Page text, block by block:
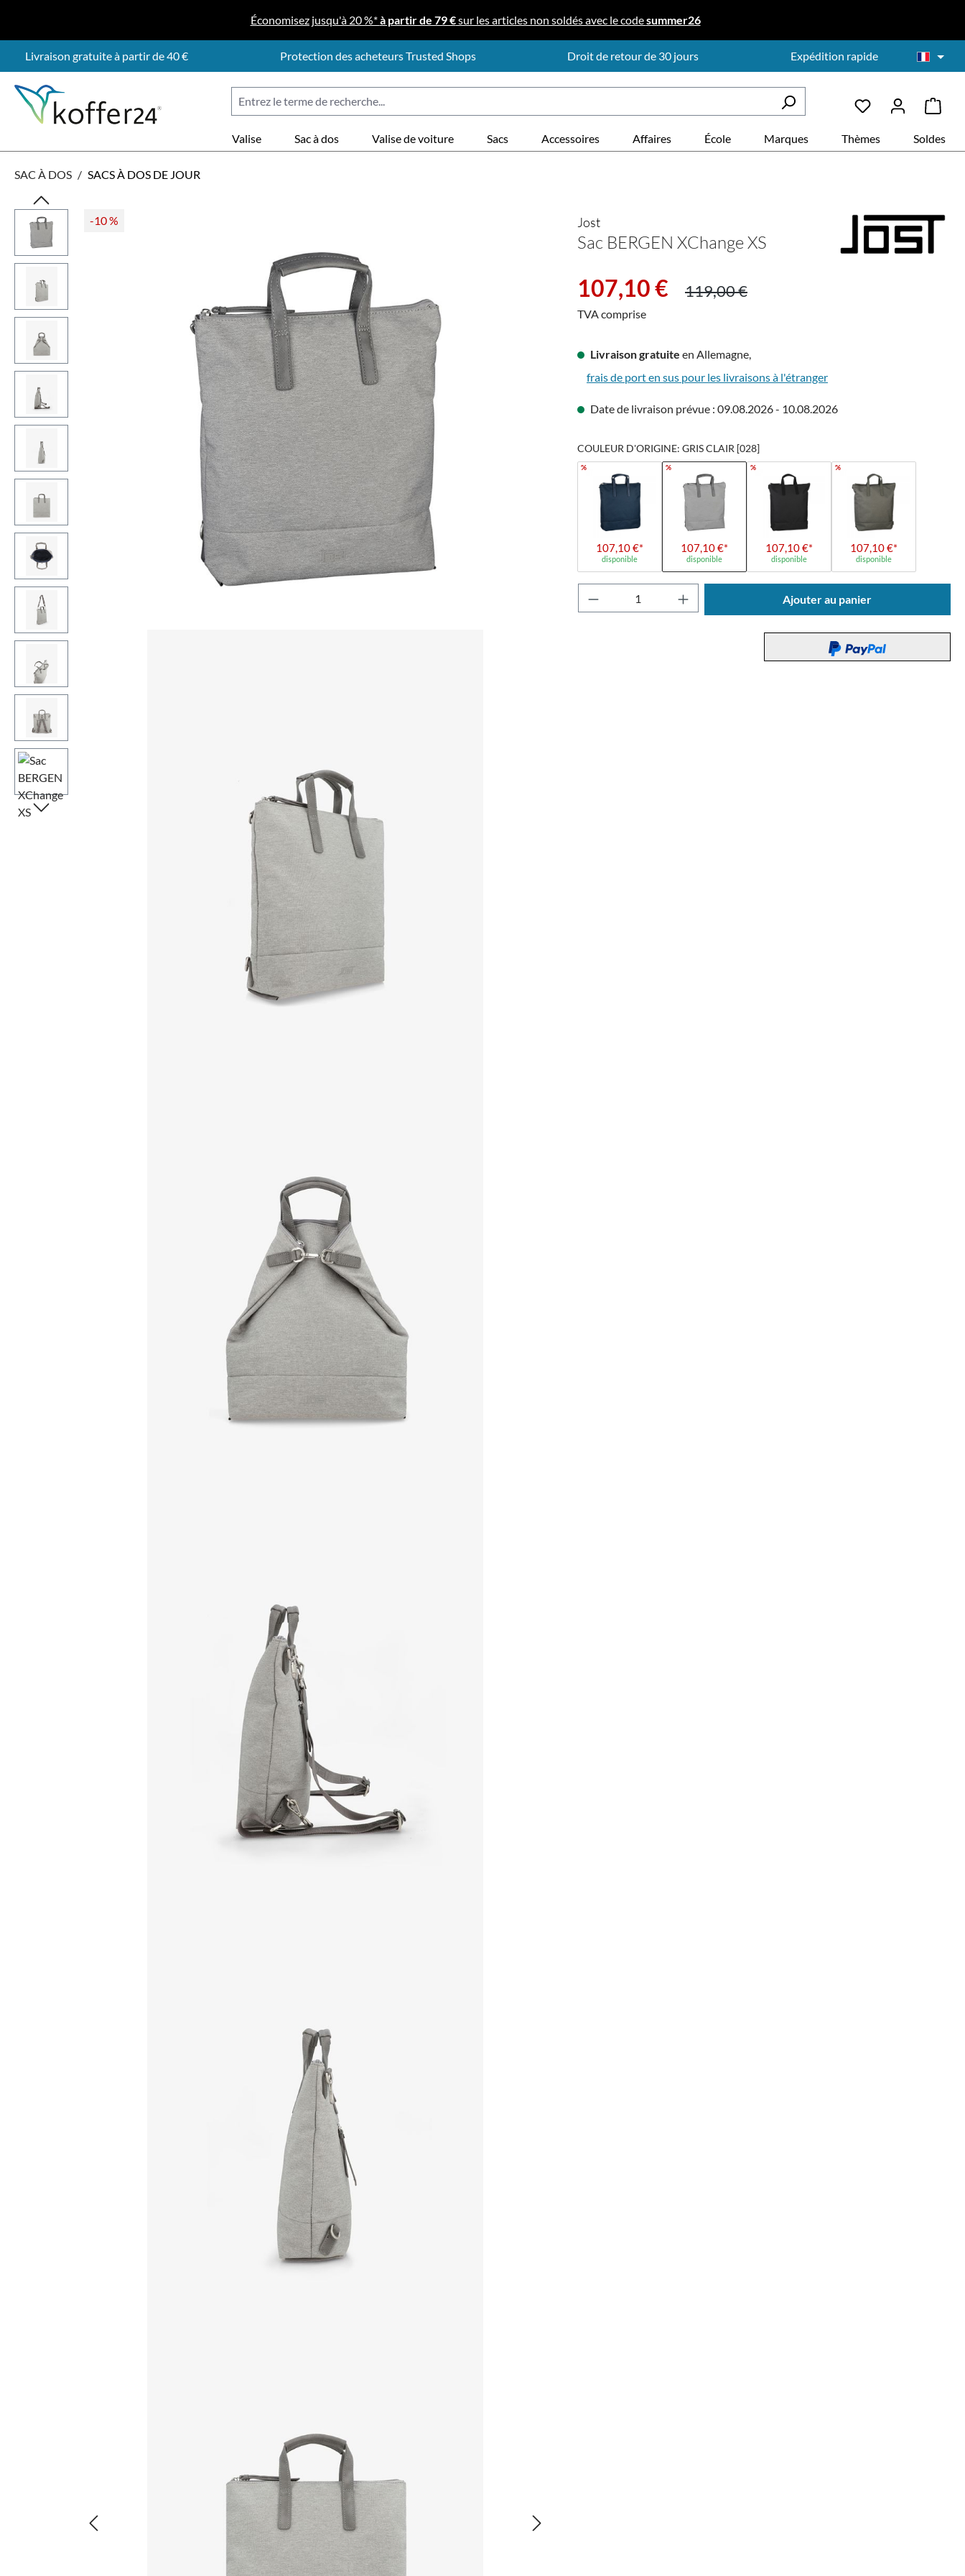
Économisez jusqu'à 20 %*à partir de 79 €sur les articles non soldés avec le codesummer26
Livraison gratuite à partir de 40 € Protection des acheteurs Trusted Shops Droit de retour de 30 jours Expédition rapide
Valise Sac à dos Valise de voiture Sacs Accessoires Affaires École Marques Thèmes Soldes
SAC À DOS / SACS À DOS DE JOUR
-10%
Ignorer la galerie d'images Jost
Sac BERGEN XChange XS
Prix de vente :
107,10 € Prix régulier :
119,00 €
TVA comprise
Livraison gratuite en Allemagne,
frais de port en sus pour les livraisons à l'étranger
Date de livraison prévue : 09.08.2026 - 10.08.2026
COULEUR D'ORIGINE: GRIS CLAIR [028]
%
107,10 €*
disponible
%
107,10 €*
disponible
%
107,10 €*
disponible
%
107,10 €*
disponible
Quantité de produit : Entrez la quantité souhaitée
Ajouter au panier